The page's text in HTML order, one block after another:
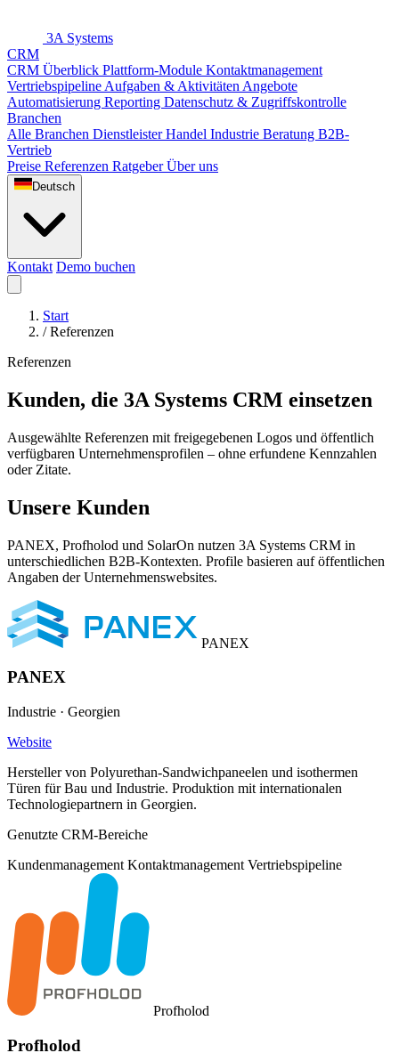
3A Systems
CRM
CRM Überblick Plattform-Module Kontaktmanagement
Vertriebspipeline Aufgaben & Aktivitäten Angebote
Automatisierung Reporting Datenschutz & Zugriffskontrolle
Branchen
Alle Branchen DienstleisterHandel Industrie Beratung B2B-
Vertrieb
Preise Referenzen RatgeberÜber uns
Deutsch
Kontakt Demo buchen
Start
/ Referenzen
Referenzen
Kunden, die 3A Systems CRM einsetzen
Ausgewählte Referenzen mit freigegebenen Logos und öffentlich
verfügbaren Unternehmensprofilen – ohne erfundene Kennzahlen
oder Zitate.
Unsere Kunden
PANEX, Profholod und SolarOn nutzen 3A Systems CRM in
unterschiedlichen B2B-Kontexten. Profile basieren auf öffentlichen
Angaben der Unternehmenswebsites.
PANEX
PANEX
Industrie · Georgien
Website
Hersteller von Polyurethan-Sandwichpaneelen und isothermen
Türen für Bau und Industrie. Produktion mit internationalen
Technologiepartnern in Georgien.
Genutzte CRM-Bereiche
Kundenmanagement Kontaktmanagement Vertriebspipeline
Profholod
Profholod